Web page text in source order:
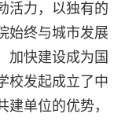
活力，以独有的
始终与城市发展
加快建设成为国
校发起成立了中
单位的优势，